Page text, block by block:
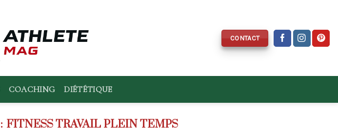
CONTACT
COACHING DIÉTÉTIQUE
FITNESS TRAVAIL PLEIN TEMPS